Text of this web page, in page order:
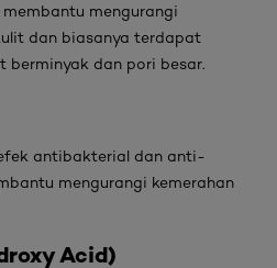
mengurangi
dan biasanya terdapat
berminyak dan pori besar.
antibakterial dan anti-
mengurangi kemerahan
Acid)